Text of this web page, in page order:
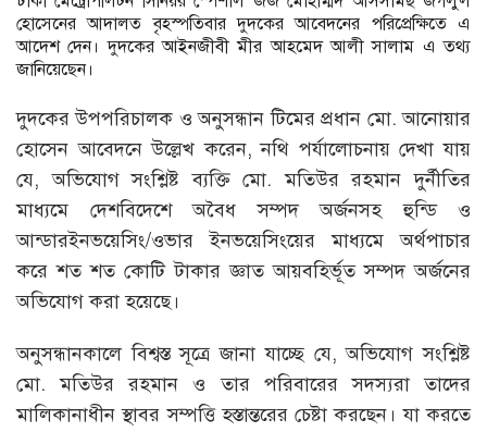
হোসেনের আদালত বৃহস্পতিবার দুদকের আবেদনের পরিপ্রেক্ষিতে এ
আদেশ দেন। দুদকের আইনজীবী মীর আহমেদ আলী সালাম এ তথ্য
জানিয়েছেন।
দুদকের উপপরিচালক ও অনুসন্ধান টিমের প্রধান মো. আনোয়ার
হোসেন আবেদনে উল্লেখ করেন, নথি পর্যালোচনায় দেখা যায়
যে, অভিযোগ সংশ্লিষ্ট ব্যক্তি মো. মতিউর রহমান দুর্নীতির
মাধ্যমে দেশবিদেশে অবৈধ সম্পদ অর্জনসহ হুন্ডি ও
আন্ডারইনভয়েসিং/ওভার ইনভয়েসিংয়ের মাধ্যমে অর্থপাচার
করে শত শত কোটি টাকার জ্ঞাত আয়বহির্ভূত সম্পদ অর্জনের
অভিযোগ করা হয়েছে।
অনুসন্ধানকালে বিশ্বস্ত সূত্রে জানা যাচ্ছে যে, অভিযোগ সংশ্লিষ্ট
মো. মতিউর রহমান ও তার পরিবারের সদস্যরা তাদের
মালিকানাধীন স্থাবর সম্পত্তি হস্তান্তরের চেষ্টা করছেন। যা করতে